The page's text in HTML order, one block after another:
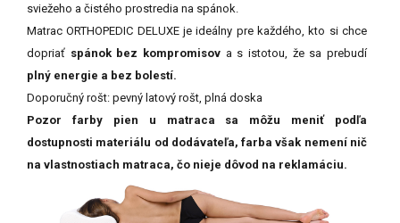
sviežeho a čistého prostredia na spánok.
Matrac ORTHOPEDIC DELUXE je ideálny pre každého, kto si chce
dopriať spánok bez kompromisov a s istotou, že sa prebudí
plný energie a bez bolestí.
Doporučný rošt: pevný latový rošt, plná doska
Pozor farby pien u matraca sa môžu meniť podľa
dostupnosti materiálu od dodávateľa, farba však nemení nič
na vlastnostiach matraca, čo nieje dôvod na reklamáciu.